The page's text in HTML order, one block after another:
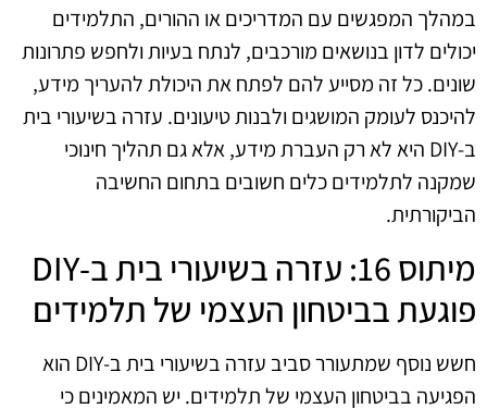
במהלך המפגשים עם המדריכים או ההורים, התלמידים
יכולים לדון בנושאים מורכבים, לנתח בעיות ולחפש פתרונות
שונים. כל זה מסייע להם לפתח את היכולת להעריך מידע,
להיכנס לעומק המושגים ולבנות טיעונים. עזרה בשיעורי בית
ב-DIY היא לא רק העברת מידע, אלא גם תהליך חינוכי
שמקנה לתלמידים כלים חשובים בתחום החשיבה
הביקורתית.
מיתוס 16: עזרה בשיעורי בית ב-DIY
פוגעת בביטחון העצמי של תלמידים
חשש נוסף שמתעורר סביב עזרה בשיעורי בית ב-DIY הוא
הפגיעה בביטחון העצמי של תלמידים. יש המאמינים כי